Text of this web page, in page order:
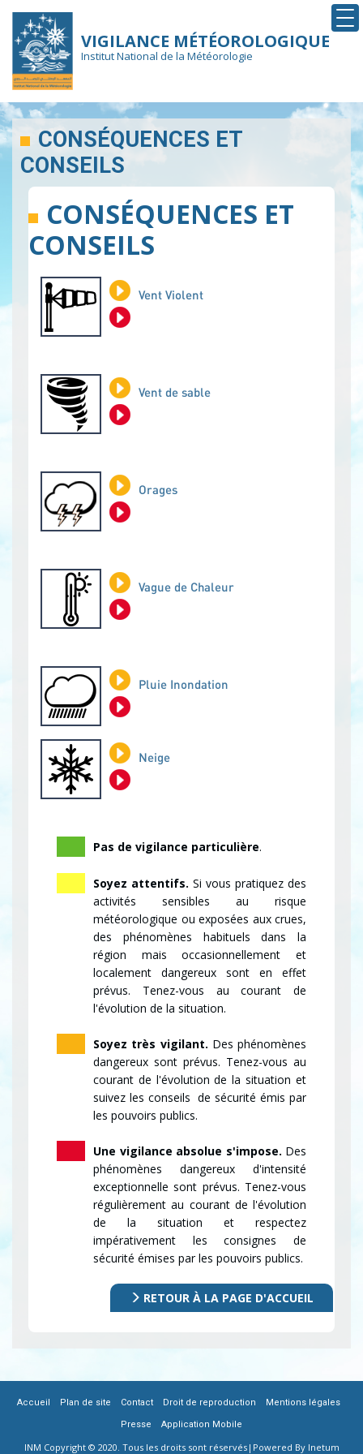
Aller
au
contenu
principal
VIGILANCE MÉTÉOROLOGIQUE
Institut National de la Météorologie
CONSÉQUENCES ET
CONSEILS
CONSÉQUENCES ET
CONSEILS
Vent Violent
Vent de sable
Orages
Vague de Chaleur
Pluie Inondation
Neige
Pas de vigilance particulière.
Soyez attentifs. Si vous pratiquez des
activités sensibles au risque
météorologique ou exposées aux crues,
des phénomènes habituels dans la
région mais occasionnellement et
localement dangereux sont en effet
prévus. Tenez-vous au courant de
l'évolution de la situation.
Soyez très vigilant. Des phénomènes
dangereux sont prévus. Tenez-vous au
courant de l'évolution de la situation et
suivez les conseils de sécurité émis par
les pouvoirs publics.
Une vigilance absolue s'impose. Des
phénomènes dangereux d'intensité
exceptionnelle sont prévus. Tenez-vous
régulièrement au courant de l'évolution
de la situation et respectez
impérativement les consignes de
sécurité émises par les pouvoirs publics.
RETOUR À LA PAGE D'ACCUEIL
FOOTER
Accueil Plan de site Contact| Droit de reproduction Mentions légales|
Presse Application Mobile
INM Copyright © 2020. Tous les droits sont réservés| Powered By Inetum